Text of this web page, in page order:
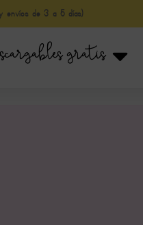
envíos de 3 a 5 días)
gratis